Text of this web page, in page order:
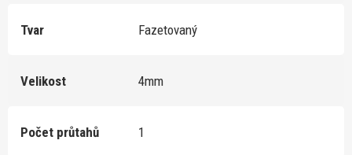
Tvar Fazetovaný
Velikost 4mm
Počet průtahů 1